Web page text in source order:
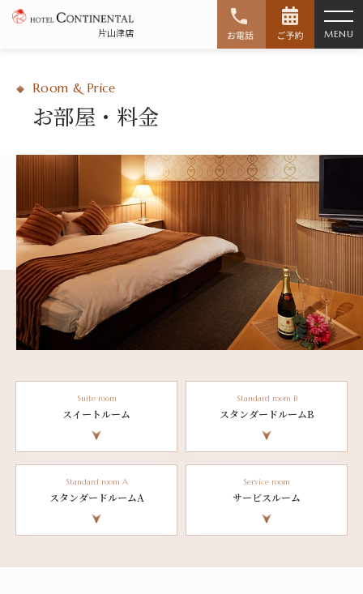
片山津店 MENU
Room & Price
お部屋・料金
Suite room
スイートルーム
Standard room B
スタンダードルームB
Standard room A
スタンダードルームA
Service room
サービスルーム
※ご休憩の基本時間は2時間となります。
※延長は30分毎に料金が追加されます。
平日（月〜金）
第1部 6:00〜19:00
第2部 12:00〜24:00
休日（土・日・祝）
第2部 12:00〜24:00
チェックインの時間により、ご利用時間が変わりま
す。料金精算は、コンピューターでの自動管理です。
サービスタイム料金または休憩料金を比較し、安い方
の料金でご請求させていただきます。
※フリータイムを超過した場合は、通常の延長料金が
※表示料金は税込料金です。
※延長は30分毎に料金が追加されます。
平日（日〜木、祝）
17:00〜翌11:00
17:00〜翌11:00
※表示料金は税込料金です。
※延長は30分毎に料金が追加されます。
CLOSE